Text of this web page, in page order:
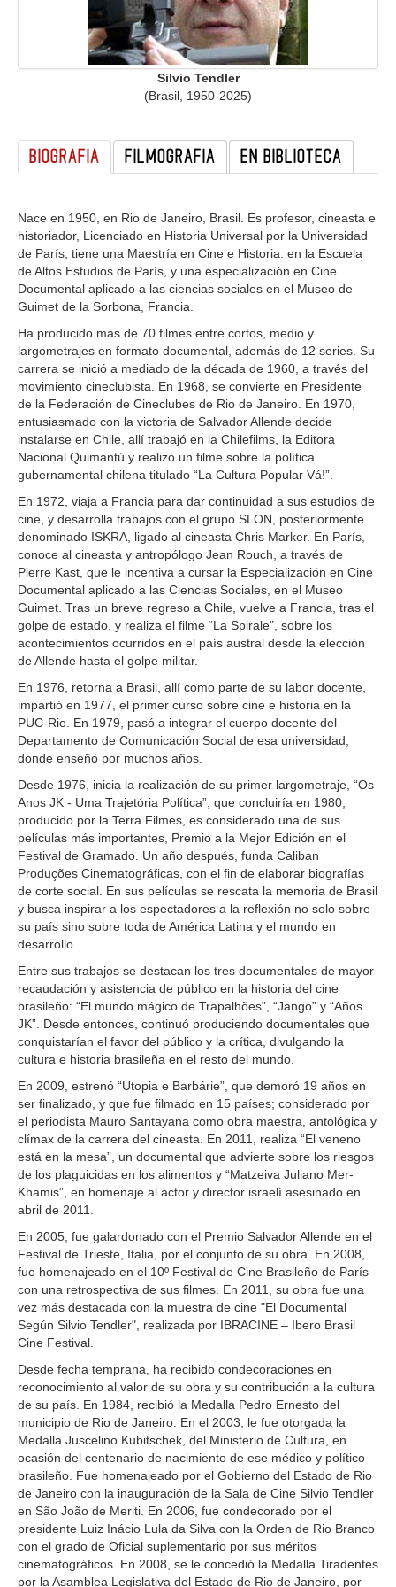
GALERIA
Silvio Tendler
(Brasil, 1950-2025)
BIOGRAFIA FILMOGRAFIA EN BIBLIOTECA
Nace en 1950, en Rio de Janeiro, Brasil. Es profesor, cineasta e
historiador, Licenciado en Historia Universal por la Universidad
de París; tiene una Maestría en Cine e Historia. en la Escuela
de Altos Estudios de París, y una especialización en Cine
Documental aplicado a las ciencias sociales en el Museo de
Guimet de la Sorbona, Francia.
Ha producido más de 70 filmes entre cortos, medio y
largometrajes en formato documental, además de 12 series. Su
carrera se inició a mediado de la década de 1960, a través del
movimiento cineclubista. En 1968, se convierte en Presidente
de la Federación de Cineclubes de Rio de Janeiro. En 1970,
entusiasmado con la victoria de Salvador Allende decide
instalarse en Chile, allí trabajó en la Chilefilms, la Editora
Nacional Quimantú y realizó un filme sobre la política
gubernamental chilena titulado “La Cultura Popular Vá!”.
En 1972, viaja a Francia para dar continuidad a sus estudios de
cine, y desarrolla trabajos con el grupo SLON, posteriormente
denominado ISKRA, ligado al cineasta Chris Marker. En París,
conoce al cineasta y antropólogo Jean Rouch, a través de
Pierre Kast, que le incentiva a cursar la Especialización en Cine
Documental aplicado a las Ciencias Sociales, en el Museo
Guimet. Tras un breve regreso a Chile, vuelve a Francia, tras el
golpe de estado, y realiza el filme “La Spirale”, sobre los
acontecimientos ocurridos en el país austral desde la elección
de Allende hasta el golpe militar.
En 1976, retorna a Brasil, allí como parte de su labor docente,
impartió en 1977, el primer curso sobre cine e historia en la
PUC-Rio. En 1979, pasó a integrar el cuerpo docente del
Departamento de Comunicación Social de esa universidad,
donde enseñó por muchos años.
Desde 1976, inicia la realización de su primer largometraje, “Os
Anos JK - Uma Trajetória Política”, que concluiría en 1980;
producido por la Terra Filmes, es considerado una de sus
películas más importantes, Premio a la Mejor Edición en el
Festival de Gramado. Un año después, funda Caliban
Produções Cinematográficas, con el fin de elaborar biografías
de corte social. En sus películas se rescata la memoria de Brasil
y busca inspirar a los espectadores a la reflexión no solo sobre
su país sino sobre toda de América Latina y el mundo en
desarrollo.
Entre sus trabajos se destacan los tres documentales de mayor
recaudación y asistencia de público en la historia del cine
brasileño: “El mundo mágico de Trapalhões”, “Jango” y “Años
JK”. Desde entonces, continuó produciendo documentales que
conquistarían el favor del público y la crítica, divulgando la
cultura e historia brasileña en el resto del mundo.
En 2009, estrenó “Utopia e Barbárie”, que demoró 19 años en
ser finalizado, y que fue filmado en 15 países; considerado por
el periodista Mauro Santayana como obra maestra, antológica y
clímax de la carrera del cineasta. En 2011, realiza “El veneno
está en la mesa”, un documental que advierte sobre los riesgos
de los plaguicidas en los alimentos y “Matzeiva Juliano Mer-
Khamis”, en homenaje al actor y director israelí asesinado en
abril de 2011.
En 2005, fue galardonado con el Premio Salvador Allende en el
Festival de Trieste, Italia, por el conjunto de su obra. En 2008,
fue homenajeado en el 10º Festival de Cine Brasileño de París
con una retrospectiva de sus filmes. En 2011, su obra fue una
vez más destacada con la muestra de cine "El Documental
Según Silvio Tendler", realizada por IBRACINE – Ibero Brasil
Cine Festival.
Desde fecha temprana, ha recibido condecoraciones en
reconocimiento al valor de su obra y su contribución a la cultura
de su país. En 1984, recibió la Medalla Pedro Ernesto del
municipio de Rio de Janeiro. En el 2003, le fue otorgada la
Medalla Juscelino Kubitschek, del Ministerio de Cultura, en
ocasión del centenario de nacimiento de ese médico y político
brasileño. Fue homenajeado por el Gobierno del Estado de Rio
de Janeiro con la inauguración de la Sala de Cine Silvio Tendler
en São João de Meriti. En 2006, fue condecorado por el
presidente Luiz Inácio Lula da Silva con la Orden de Rio Branco
con el grado de Oficial suplementario por sus méritos
cinematográficos. En 2008, se le concedió la Medalla Tiradentes
por la Asamblea Legislativa del Estado de Rio de Janeiro, por